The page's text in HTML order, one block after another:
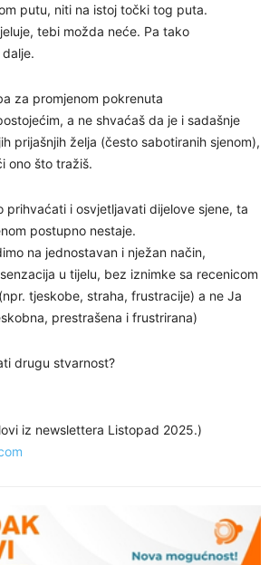
putu, niti na istoj točki tog puta.
tebi možda neće. Pa tako
za promjenom pokrenuta
a ne shvaćaš da je i sadašnje
prijašnjih želja (često sabotiranih sjenom),
ono što tražiš.
prihvaćati i osvjetljavati dijelove sjene, ta
postupno nestaje.
na jednostavan i nježan način,
u tijelu, bez iznimke sa recenicom
(npr. tjeskobe, straha, frustracije) a ne Ja
prestrašena i frustrirana)
drugu stvarnost?
iz newslettera Listopad 2025.)